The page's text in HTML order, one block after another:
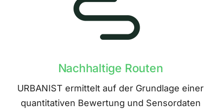
Nachhaltige Routen
URBANIST ermittelt auf der Grundlage einer
quantitativen Bewertung und Sensordaten